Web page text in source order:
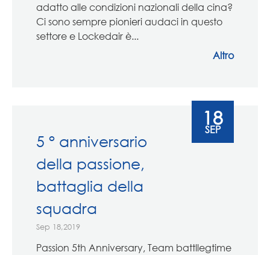
adatto alle condizioni nazionali della cina?
Ci sono sempre pionieri audaci in questo
settore e Lockedair è...
Altro
5 ° anniversario
della passione,
battaglia della
squadra
Sep 18,2019
Passion 5th Anniversary, Team battllegtime
18
SEP